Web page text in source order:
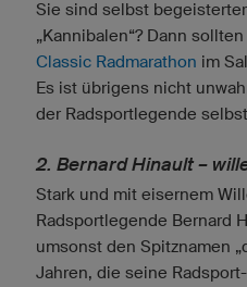
Sie sind selbst
„Kannibalen“? Dann
Classic Radmarathon im
Es ist übrigens nicht
der Radsportlegende
2. Bernard Hinault –
Stark und mit eisernem
Radsportlegende Bernard
umsonst den Spitznamen
Jahren, die seine